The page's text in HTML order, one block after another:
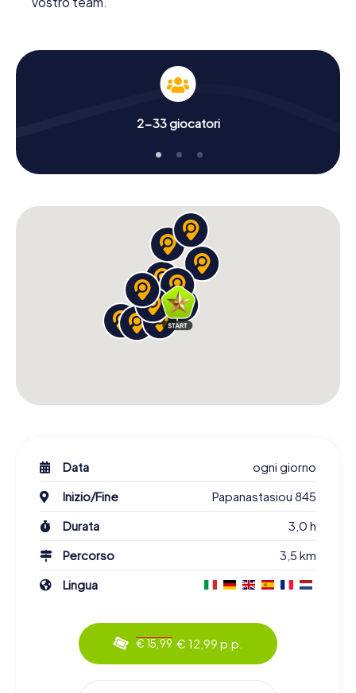
2-33 giocatori
Data
ogni giorno
Inizio/Fine
Papanastasiou 845
Durata
3,0 h
Percorso
3,5 km
Lingua
€ 15,99 € 12,99 p.p.